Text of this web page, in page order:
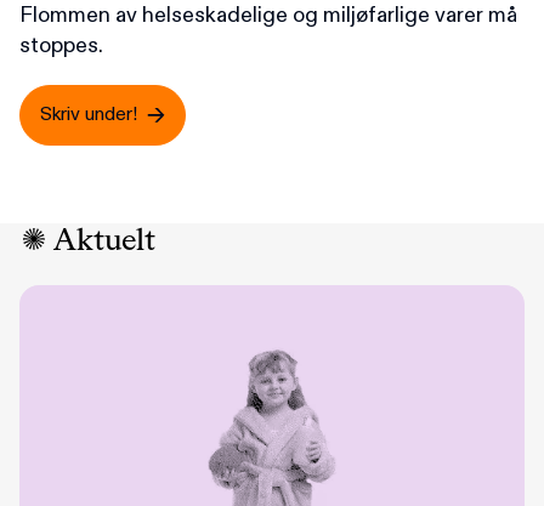
Flommen av helseskadelige og miljøfarlige varer må
stoppes.
Skriv under!
Aktuelt